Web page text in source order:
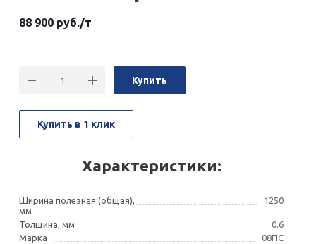
88 900 руб./т
Купить
Купить в 1 клик
Характеристики:
Ширина полезная (общая),
мм
1250
Толщина, мм
0.6
Марка
08ПС